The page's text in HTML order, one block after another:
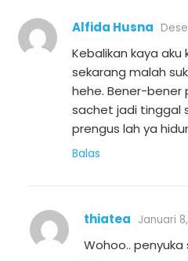
Alfida Husna
Kebalikan kaya aku
sekarang malah
hehe. Bener-bener
sachet jadi tinggal
prengus lah ya
Balas
thiatea Januari
Wohoo..